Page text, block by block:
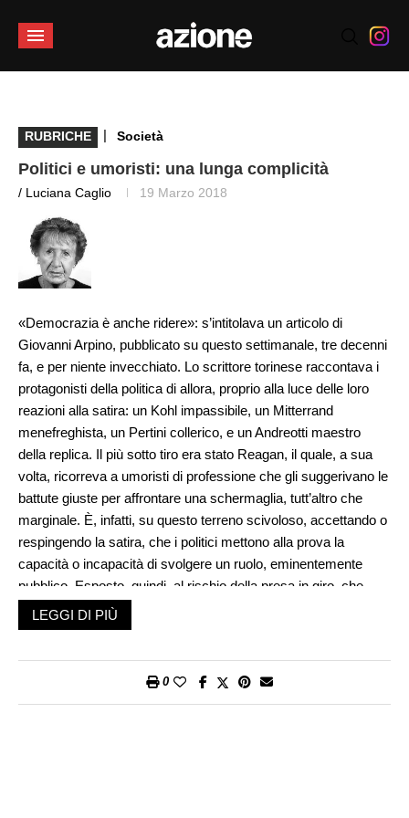
RUBRICHE | Società
Politici e umoristi: una lunga complicità
/ Luciana Caglio 19 Marzo 2018
«Democrazia è anche ridere»: s’intitolava un articolo di
Giovanni Arpino, pubblicato su questo settimanale, tre decenni
fa, e per niente invecchiato. Lo scrittore torinese raccontava i
protagonisti della politica di allora, proprio alla luce delle loro
reazioni alla satira: un Kohl impassibile, un Mitterrand
menefreghista, un Pertini collerico, e un Andreotti maestro
della replica. Il più sotto tiro era stato Reagan, il quale, a sua
volta, ricorreva a umoristi di professione che gli suggerivano le
battute giuste per affrontare una schermaglia, tutt’altro che
marginale. È, infatti, su questo terreno scivoloso, accettando o
respingendo la satira, che i politici mettono alla prova la
capacità o incapacità di svolgere un ruolo, eminentemente
pubblico. Esposto, quindi, al rischio della presa in giro, che
rappresenta, comunque, una forma di popolarità: gonfiata, ma
non inventata dall’era mediatica.
che doveva lasciare segni indelebili nella letteratura, nel teatro,
LEGGI DI PIÙ
0